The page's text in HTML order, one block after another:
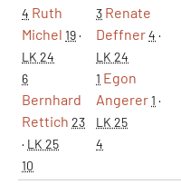
4 Ruth
Michel 19·
LK 24
6
Bernhard
Rettich 23
· LK 25
10
3 Renate
Deffner4 ·
LK 24
1 Egon
Angerer1 ·
LK 25
4